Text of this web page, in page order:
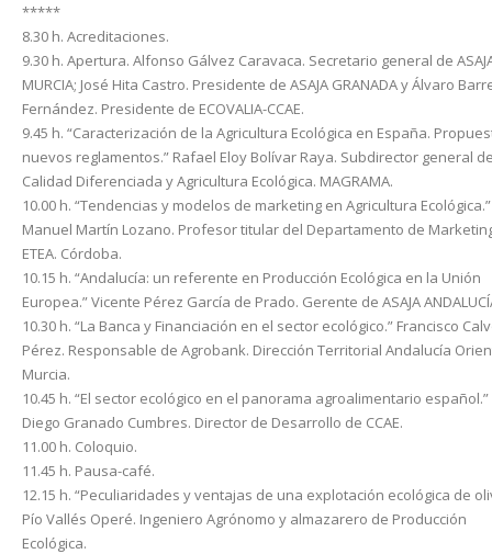
*****
8.30 h. Acreditaciones.
9.30 h. Apertura. Alfonso Gálvez Caravaca. Secretario general de
MURCIA; José Hita Castro. Presidente de ASAJA GRANADA y Álvaro
Fernández. Presidente de ECOVALIA-CCAE.
9.45 h. “Caracterización de la Agricultura Ecológica en España.
nuevos reglamentos.” Rafael Eloy Bolívar Raya. Subdirector general
Calidad Diferenciada y Agricultura Ecológica. MAGRAMA.
10.00 h. “Tendencias y modelos de marketing en Agricultura
Manuel Martín Lozano. Profesor titular del Departamento de
ETEA. Córdoba.
10.15 h. “Andalucía: un referente en Producción Ecológica en la Unión
Europea.” Vicente Pérez García de Prado. Gerente de ASAJA
10.30 h. “La Banca y Financiación en el sector ecológico.” Francisco
Pérez. Responsable de Agrobank. Dirección Territorial Andalucía
Murcia.
10.45 h. “El sector ecológico en el panorama agroalimentario español.”
Diego Granado Cumbres. Director de Desarrollo de CCAE.
11.00 h. Coloquio.
11.45 h. Pausa-café.
12.15 h. “Peculiaridades y ventajas de una explotación ecológica de
Pío Vallés Operé. Ingeniero Agrónomo y almazarero de Producción
Ecológica.